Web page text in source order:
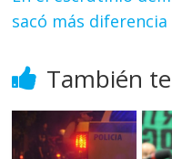
sacó más
También